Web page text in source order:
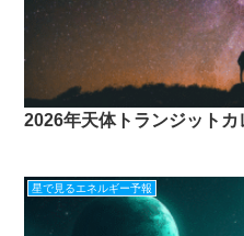
2026年天体トランジットカ
星で見るエネルギー予報